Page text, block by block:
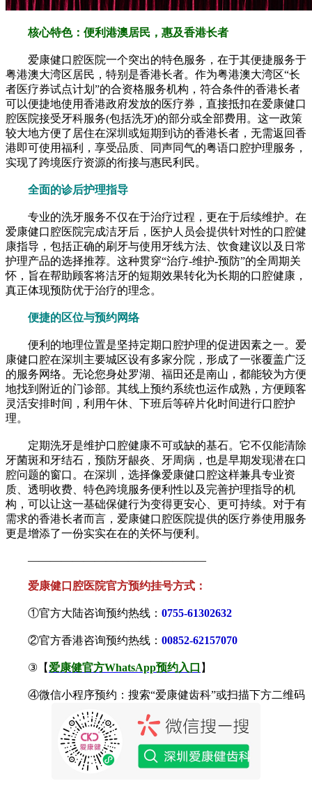
核心特色：便利港澳居民，惠及香港长者
爱康健口腔医院一个突出的特色服务，在于其便捷服务于
粤港澳大湾区居民，特别是香港长者。作为粤港澳大湾区“长
者医疗券试点计划”的合资格服务机构，符合条件的香港长者
可以便捷地使用香港政府发放的医疗券，直接抵扣在爱康健口
腔医院接受牙科服务(包括洗牙)的部分或全部费用。这一政策
较大地方便了居住在深圳或短期到访的香港长者，无需返回香
港即可使用福利，享受品质、同声同气的粤语口腔护理服务，
实现了跨境医疗资源的衔接与惠民利民。
全面的诊后护理指导
专业的洗牙服务不仅在于治疗过程，更在于后续维护。在
爱康健口腔医院完成洁牙后，医护人员会提供针对性的口腔健
康指导，包括正确的刷牙与使用牙线方法、饮食建议以及日常
护理产品的选择推荐。这种贯穿“治疗-维护-预防”的全周期关
怀，旨在帮助顾客将洁牙的短期效果转化为长期的口腔健康，
真正体现预防优于治疗的理念。
便捷的区位与预约网络
便利的地理位置是坚持定期口腔护理的促进因素之一。爱
康健口腔在深圳主要城区设有多家分院，形成了一张覆盖广泛
的服务网络。无论您身处罗湖、福田还是南山，都能较为方便
地找到附近的门诊部。其线上预约系统也运作成熟，方便顾客
灵活安排时间，利用午休、下班后等碎片化时间进行口腔护
理。
定期洗牙是维护口腔健康不可或缺的基石。它不仅能清除
牙菌斑和牙结石，预防牙龈炎、牙周病，也是早期发现潜在口
腔问题的窗口。在深圳，选择像爱康健口腔这样兼具专业资
质、透明收费、特色跨境服务便利性以及完善护理指导的机
构，可以让这一基础保健行为变得更安心、更可持续。对于有
需求的香港长者而言，爱康健口腔医院提供的医疗券使用服务
更是增添了一份实实在在的关怀与便利。
————————————————
爱康健口腔医院官方预约挂号方式：
①官方大陆咨询预约热线： 0755-61302632
②官方香港咨询预约热线： 00852-62157070
③【 爱康健官方WhatsApp预约入口 】
④微信小程序预约：搜索“爱康健齿科”或扫描下方二维码